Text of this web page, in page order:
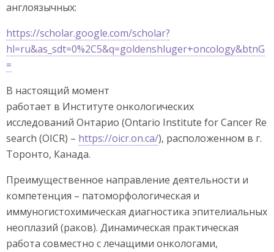
англоязычных:
https://scholar.google.com/scholar?
hl=ru&as_sdt=0%2C5&q=goldenshluger+oncology&btnG
=
В настоящий момент
работает в Институте онкологических
исследований Онтарио (Ontario Institute for Cancer Re
search (OICR) – https://oicr.on.ca/), расположенном в г.
Торонто, Канада.
Преимущественное направление деятельности и
компетенция – патоморфологическая и
иммуногистохимическая диагностика эпителиальных
неоплазий (раков). Динамическая практическая
работа совместно с лечащими онкологами,